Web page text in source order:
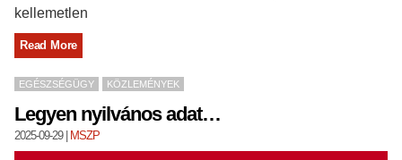
kellemetlen
Read More
EGÉSZSÉGÜGY KÖZLEMÉNYEK
Legyen nyilvános adat…
2025-09-29| MSZP